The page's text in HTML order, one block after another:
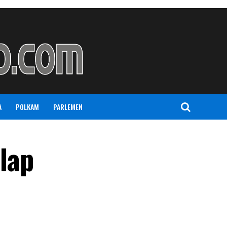
POLKAM PARLEMEN